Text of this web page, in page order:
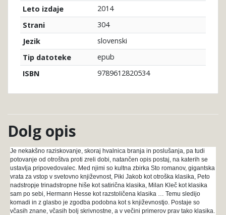
Leto izdaje
2014
Strani
304
Jezik
slovenski
Tip datoteke
epub
ISBN
9789612820534
Dolg opis
Je nekakšno raziskovanje, skoraj hvalnica branja in poslušanja, pa tudi
potovanje od otroštva proti zreli dobi, natančen opis postaj, na katerih se
ustavlja pripovedovalec. Med njimi so kultna zbirka Sto romanov, gigantska
vrata za vstop v svetovno književnost, Piki Jakob kot otroška klasika, Peto
nadstropje trinadstropne hiše kot satirična klasika, Milan Kleč kot klasika
sam po sebi, Hermann Hesse kot razstoličena klasika … Temu sledijo
komadi in z glasbo je zgodba podobna kot s književnostjo. Postaje so
včasih znane, včasih bolj skrivnostne, a v večini primerov prav tako klasika.